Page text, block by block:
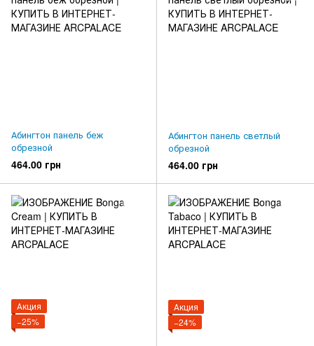
Абингтон панель беж
обрезной
464.00 грн
Абингтон панель светлый
обрезной
464.00 грн
Акция
−25%
Акция
−24%